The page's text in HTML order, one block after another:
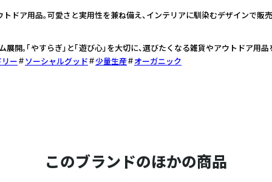
トドア用品。可愛さと実用性を兼ね備え、インテリアに馴染むデザインで販
開。「やすらぎ」と「遊び心」を大切に、選びたくなる雑貨やアウトドア用品
ー
ソーシャルグッド 少量生産 オーガニック
このブランドのほかの商品